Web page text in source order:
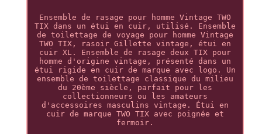
Ensemble de rasage pour homme Vintage TWO
TIX dans un étui en cuir, utilisé. Ensemble
de toilettage de voyage pour homme Vintage
TWO TIX, rasoir Gillette vintage, étui en
cuir XL. Ensemble de rasage deux TIX pour
homme d'origine vintage, présenté dans un
étui rigide en cuir de marque avec logo. Un
ensemble de toilettage classique du milieu
du 20ème siècle, parfait pour les
collectionneurs ou les amateurs
d'accessoires masculins vintage. Étui en
cuir de marque TWO TIX avec poignée et
fermoir.